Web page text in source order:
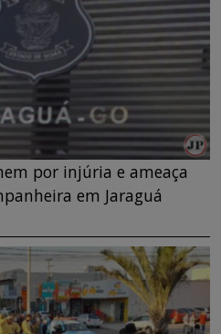
por injúria e ameaça
em Jaraguá